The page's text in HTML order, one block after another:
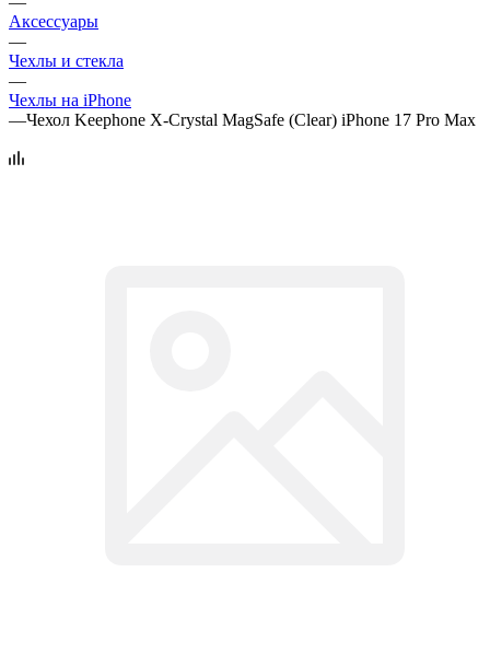
Аксессуары
—
Чехлы и стекла
—
Чехлы на iPhone
—Чехол Keephone X-Crystal MagSafe (Clear) iPhone 17 Pro Max